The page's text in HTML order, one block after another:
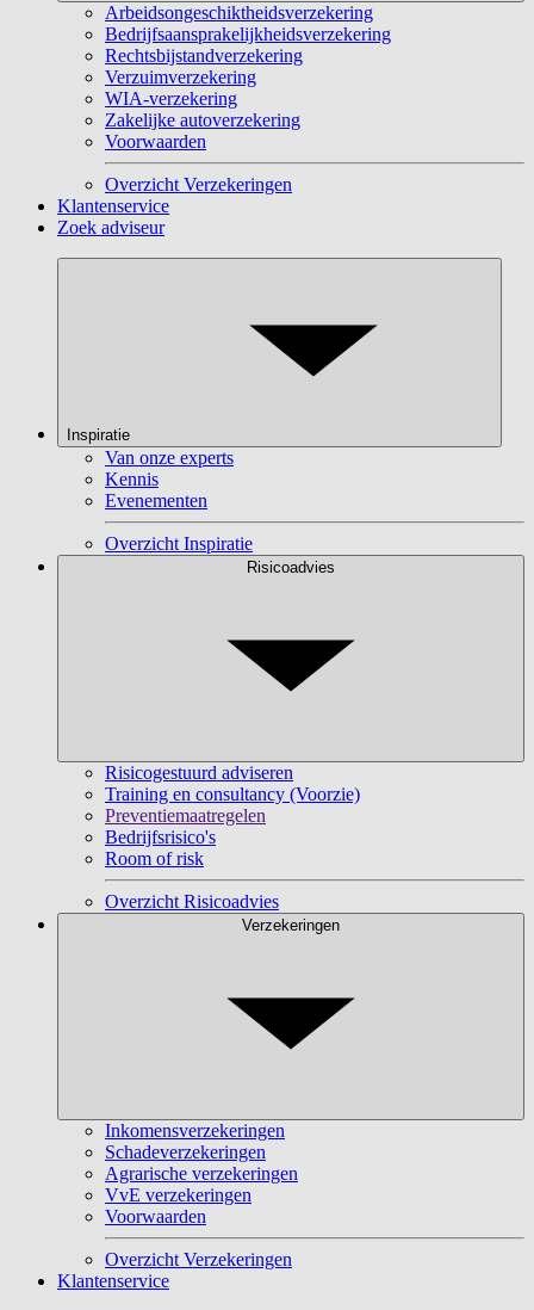
Arbeidsongeschiktheidsverzekering
Bedrijfsaansprakelijkheidsverzekering
Rechtsbijstandverzekering
Verzuimverzekering
WIA-verzekering
Zakelijke autoverzekering
Voorwaarden
Overzicht Verzekeringen
Klantenservice
Zoek adviseur
Inspiratie
Van onze experts
Kennis
Evenementen
Overzicht Inspiratie
Risicoadvies
Risicogestuurd adviseren
Training en consultancy (Voorzie)
Preventiemaatregelen
Bedrijfsrisico's
Room of risk
Overzicht Risicoadvies
Verzekeringen
Inkomensverzekeringen
Schadeverzekeringen
Agrarische verzekeringen
VvE verzekeringen
Voorwaarden
Overzicht Verzekeringen
Klantenservice